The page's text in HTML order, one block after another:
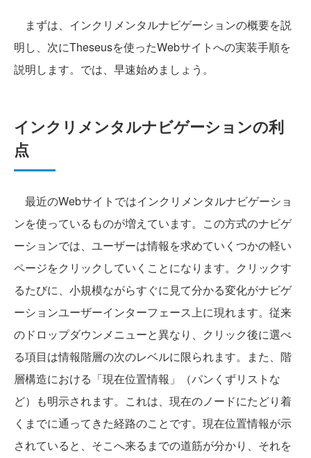
まずは、インクリメンタルナビゲーションの概要を説
明し、次にTheseusを使ったWebサイトへの実装手順を
説明します。では、早速始めましょう。
インクリメンタルナビゲーションの利
点
最近のWebサイトではインクリメンタルナビゲーショ
ンを使っているものが増えています。この方式のナビゲ
ーションでは、ユーザーは情報を求めていくつかの軽い
ページをクリックしていくことになります。クリックす
るたびに、小規模ながらすぐに見て分かる変化がナビゲ
ーションユーザーインターフェース上に現れます。従来
のドロップダウンメニューと異なり、クリック後に選べ
る項目は情報階層の次のレベルに限られます。また、階
層構造における「現在位置情報」（パンくずリストな
ど）も明示されます。これは、現在のノードにたどり着
くまでに通ってきた経路のことです。現在位置情報が示
されていると、そこへ来るまでの道筋が分かり、それを